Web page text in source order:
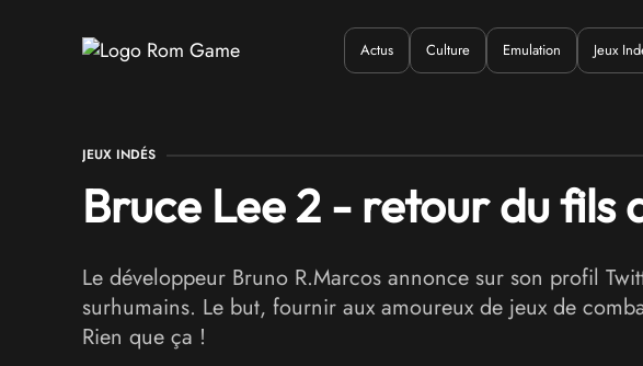
Où ? Quoi ?
Actus Culture Emulation Jeux
JEUX INDÉS
Bruce Lee 2 - retour du fils
Le développeur Bruno R.Marcos annonce sur son profil
surhumains. Le but, fournir aux amoureux de jeux de
Rien que ça !